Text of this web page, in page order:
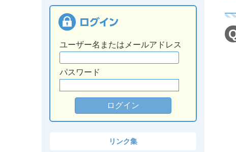
ユーザー名またはメールアドレス
パスワード
リンク集